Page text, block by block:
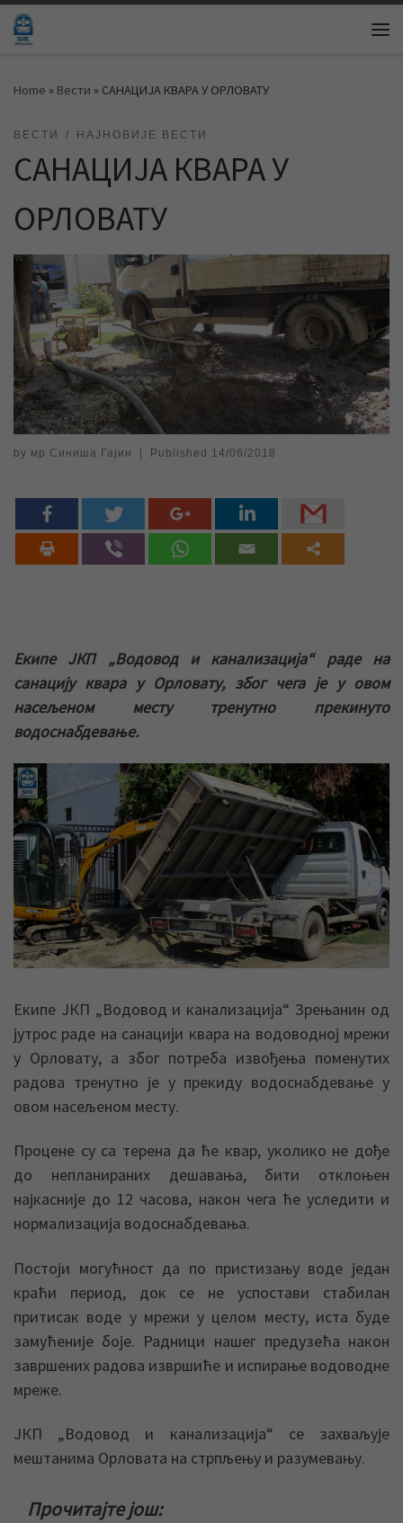
Skip to content
Home » Вести » САНАЦИЈА КВАРА У ОРЛОВАТУ
ВЕСТИ НАЈНОВИЈЕ ВЕСТИ
САНАЦИЈА КВАРА У
ОРЛОВАТУ
by мр Синиша Гајин Published 14/06/2018
Екипе ЈКП „Водовод и канализација“ раде на
санацију квара у Орловату, због чега је у овом
насељеном месту тренутно прекинуто
водоснабдевање.
Екипе ЈКП „Водовод и канализација“ Зрењанин од
јутрос раде на санацији квара на водоводној мрежи
у Орловату, а због потреба извођења поменутих
радова тренутно је у прекиду водоснабдевање у
овом насељеном месту.
Процене су са терена да ће квар, уколико не дође
до непланираних дешавања, бити отклоњен
најкасније до 12 часова, након чега ће уследити и
нормализација водоснабдевања.
Постоји могућност да по пристизању воде један
краћи период, док се не успостави стабилан
притисак воде у мрежи у целом месту, иста буде
замућеније боје. Радници нашег предузећа након
завршених радова извршиће и испирање водоводне
мреже.
ЈКП „Водовод и канализација“ се захваљује
мештанима Орловата на стрпљењу и разумевању.
Прочитајте још: